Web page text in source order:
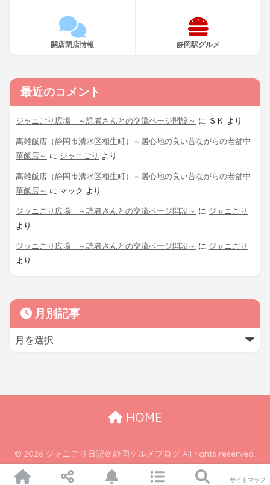
開店閉店情報 静岡駅グルメ
最近のコメント
ジャニごり広場 ～読者さんとの交流ページ開設～ に ＳＫ より
高雄飯店（静岡市清水区相生町）～居心地の良い昔ながらの老舗中
華飯店～ に ジャニごり より
高雄飯店（静岡市清水区相生町）～居心地の良い昔ながらの老舗中
華飯店～ に マック より
ジャニごり広場 ～読者さんとの交流ページ開設～ に ジャニごり
より
ジャニごり広場 ～読者さんとの交流ページ開設～ に ジャニごり
より
月別記事
HOME
© 2026 ジャニごり日記＠静岡グルメブログ All rights reserved.
サイトマップ